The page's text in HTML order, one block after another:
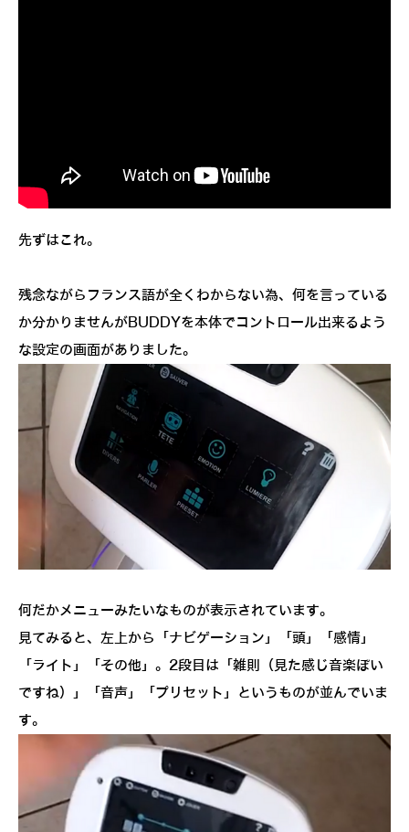
先ずはこれ。
残念ながらフランス語が全くわからない為、何を言っている
か分かりませんがBUDDYを本体でコントロール出来るよう
な設定の画面がありました。
何だかメニューみたいなものが表示されています。
見てみると、左上から「ナビゲーション」「頭」「感情」
「ライト」「その他」。2段目は「雑則（見た感じ音楽ぽい
ですね）」「音声」「プリセット」というものが並んでいま
す。